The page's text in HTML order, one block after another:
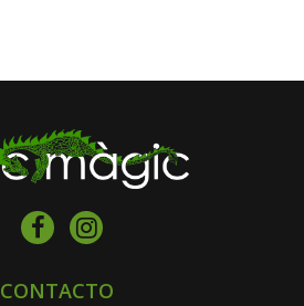
CONTACTO